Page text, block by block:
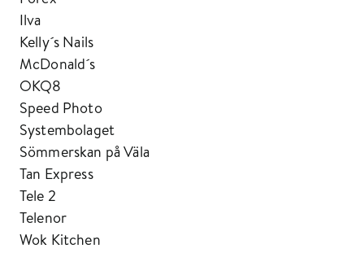
Ilva
Kelly´s Nails
McDonald´s
OKQ8
Speed Photo
Systembolaget
Sömmerskan på Väla
Tan Express
Tele 2
Telenor
Wok Kitchen